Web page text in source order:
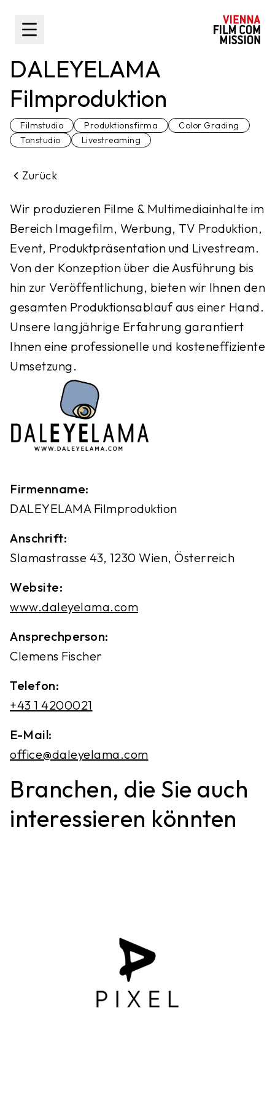
Toggle Sidebar
DALEYELAMA
Filmproduktion
Filmstudio Produktionsfirma
Color Grading
Tonstudio
Livestreaming
Zurück
Wir produzieren Filme & Multimediainhalte im
Bereich Imagefilm, Werbung, TV Produktion,
Event, Produktpräsentation und Livestream.
Von der Konzeption über die Ausführung bis
hin zur Veröffentlichung, bieten wir Ihnen den
gesamten Produktionsablauf aus einer Hand.
Unsere langjährige Erfahrung garantiert
Ihnen eine professionelle und kosteneffiziente
Umsetzung.
Firmenname:
DALEYELAMA Filmproduktion
Anschrift:
Slamastrasse 43, 1230 Wien, Österreich
Website:
www.daleyelama.com
Ansprechperson:
Clemens Fischer
Telefon:
‭+43 1 4200021‬
E-Mail:
office@daleyelama.com
Branchen, die Sie auch
interessieren könnten